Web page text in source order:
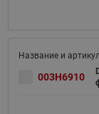
003H6910